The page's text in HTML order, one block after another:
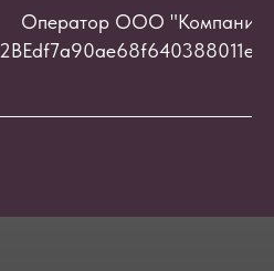
Оператор ООО "Компания